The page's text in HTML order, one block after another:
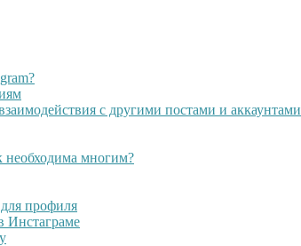
с другими постами и аккаунтами
необходима многим?
профиля
Инстаграме